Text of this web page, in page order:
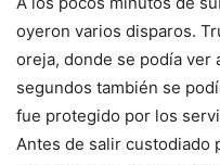
oyeron varios disparos.
oreja, donde se podía ver
segundos también se
fue protegido por los
Antes de salir custodiado